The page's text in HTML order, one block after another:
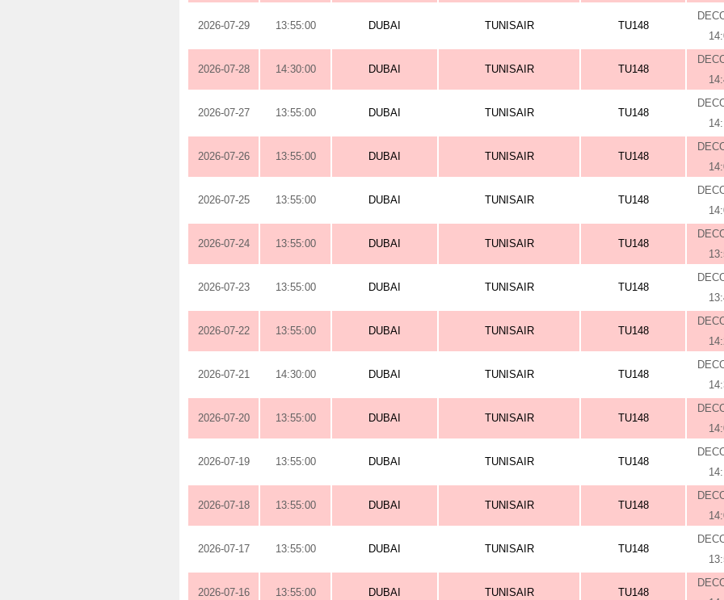
2026-07-29 13:55:00 DUBAI TUNISAIR TU148
2026-07-28 14:30:00 DUBAI TUNISAIR TU148
2026-07-27 13:55:00 DUBAI TUNISAIR TU148
2026-07-26 13:55:00 DUBAI TUNISAIR TU148
2026-07-25 13:55:00 DUBAI TUNISAIR TU148
2026-07-24 13:55:00 DUBAI TUNISAIR TU148
2026-07-23 13:55:00 DUBAI TUNISAIR TU148
2026-07-22 13:55:00 DUBAI TUNISAIR TU148
2026-07-21 14:30:00 DUBAI TUNISAIR TU148
2026-07-20 13:55:00 DUBAI TUNISAIR TU148
2026-07-19 13:55:00 DUBAI TUNISAIR TU148
2026-07-18 13:55:00 DUBAI TUNISAIR TU148
2026-07-17 13:55:00 DUBAI TUNISAIR TU148
2026-07-16 13:55:00 DUBAI TUNISAIR TU148